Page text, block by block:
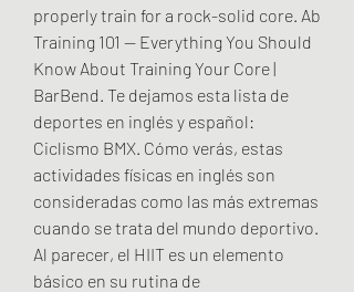
properly train for a rock-solid core. Ab
Training 101 — Everything You Should
Know About Training Your Core |
BarBend. Te dejamos esta lista de
deportes en inglés y español:
Ciclismo BMX. Cómo verás, estas
actividades físicas en inglés son
consideradas como las más extremas
cuando se trata del mundo deportivo.
Al parecer, el HIIT es un elemento
básico en su rutina de